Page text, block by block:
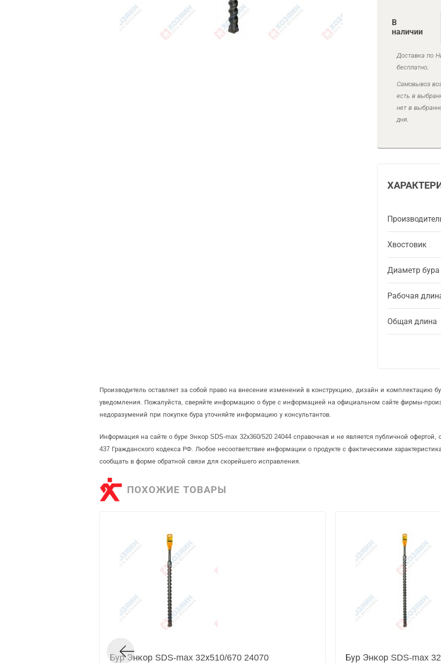
В
наличии
Доставка по
бесплатно.
Самовывоз
есть в
нет в
дня.
Хвостовик
Диаметр бура
Рабочая
Общая длина
Производитель оставляет за собой право на внесение изменений в конструкцию, дизайн и комплектацию
уведомления. Пожалуйста, сверяйте информацию о буре с информацией на официальном сайте фирмы-
недоразумений при покупке бура уточняйте информацию у консультантов.
Информация на сайте о буре Энкор SDS-max 32х360/520 24044 справочная и не является публичной
437 Гражданского кодекса РФ. Любое несоответствие информации о продукте с фактическими
сообщать в форме обратной связи для скорейшего исправления.
ПОХОЖИЕ ТОВАРЫ
Бур Энкор SDS-max 32х510/670 24070 Бур Энкор SDS-max